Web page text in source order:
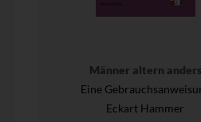
Männer altern anders
Eine
Eckart Hammer